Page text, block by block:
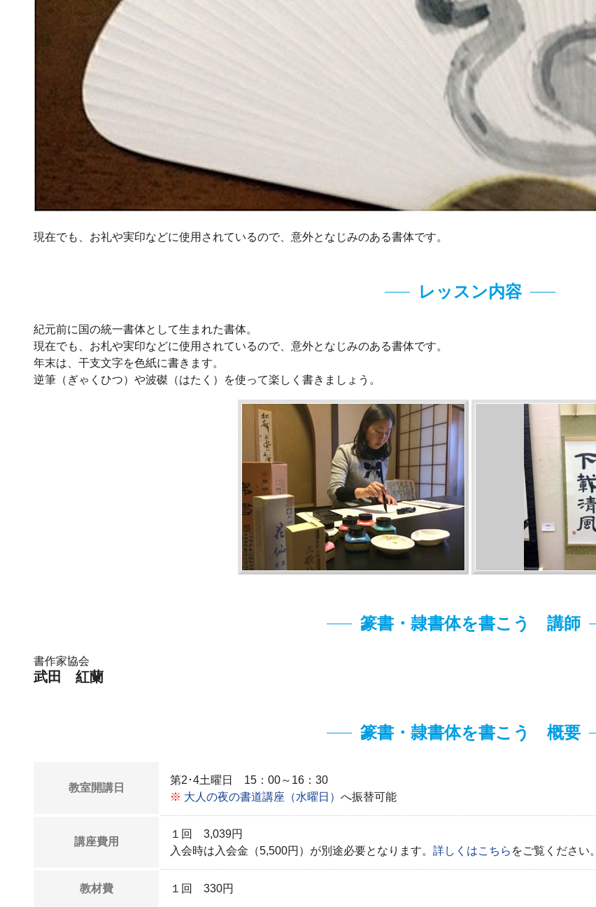
現在でも、お礼や実印などに使用されているので、意外となじみのある書体です。
レッスン内容
紀元前に国の統一書体として生まれた書体。
現在でも、お札や実印などに使用されているので、意外となじみのある書体です。
年末は、干支文字を色紙に書きます。
逆筆（ぎゃくひつ）や波磔（はたく）を使って楽しく書きましょう。
篆書・隷書体を書こう 講師
書作家協会
武田 紅蘭
篆書・隷書体を書こう 概要
教室開講日
第2･4土曜日 15：00～16：30
※ 大人の夜の書道講座（水曜日） へ振替可能
講座費用
１回 3,039円
入会時は入会金（5,500円）が別途必要となります。 詳しくはこちら をご覧ください。
教材費 １回 330円